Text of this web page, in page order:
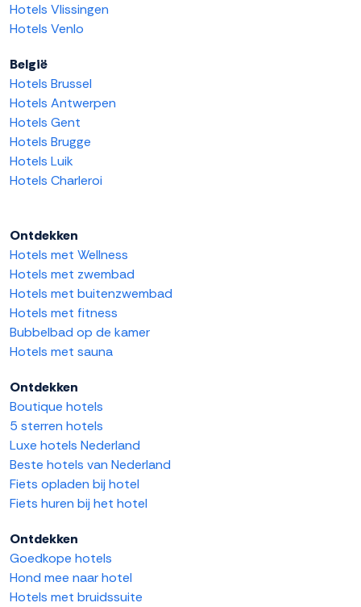
Hotels Vlissingen
Hotels Venlo
België
Hotels Brussel
Hotels Antwerpen
Hotels Gent
Hotels Brugge
Hotels Luik
Hotels Charleroi
Ontdekken
Hotels met Wellness
Hotels met zwembad
Hotels met buitenzwembad
Hotels met fitness
Bubbelbad op de kamer
Hotels met sauna
Ontdekken
Boutique hotels
5 sterren hotels
Luxe hotels Nederland
Beste hotels van Nederland
Fiets opladen bij hotel
Fiets huren bij het hotel
Ontdekken
Goedkope hotels
Hond mee naar hotel
Hotels met bruidssuite